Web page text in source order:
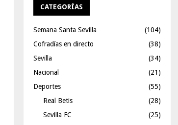
CATEGORÍAS
Semana Santa Sevilla
(104)
Cofradías en directo
(38)
Sevilla
(34)
Nacional
(21)
Deportes
(55)
Real Betis
(28)
Sevilla FC
(25)